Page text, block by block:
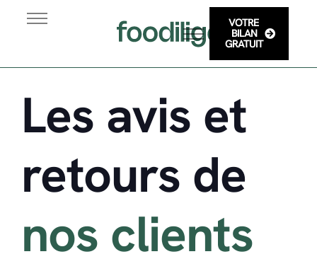
VOTRE
BILAN
GRATUIT
Les avis et
retours de
nos clients